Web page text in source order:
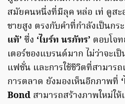
สมัยคนหนึ่งที่มีลุค หล่อ เท่ ดูสะ
ชายสูง ตรงกับคำที่กำลังเป็นกร
แท้’ ซึ่ง ‘ไบร์ท นรภัทร’ ตอบโจ
เตอร์ของแบรนด์มาก ไม่ว่าจะเ
แฟชั่น และการใช้ชีวิตที่สามาร
การตลาด ยังมองเห็นอีกภาพที่
Bond สามารถสร้างภาพใหม่ใ